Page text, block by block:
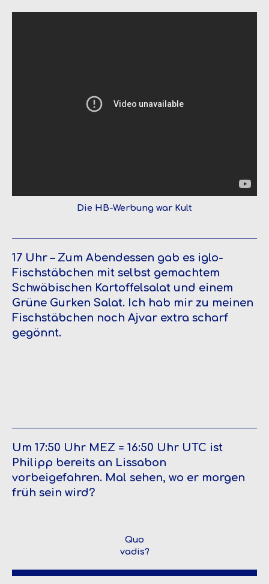
Die HB-Werbung war Kult
17 Uhr – Zum Abendessen gab es iglo-
Fischstäbchen mit selbst gemachtem
Schwäbischen Kartoffelsalat und einem
Grüne Gurken Salat. Ich hab mir zu meinen
Fischstäbchen noch Ajvar extra scharf
gegönnt.
Um 17:50 Uhr MEZ = 16:50 Uhr UTC ist
Philipp bereits an Lissabon
vorbeigefahren. Mal sehen, wo er morgen
früh sein wird?
Quo
vadis?